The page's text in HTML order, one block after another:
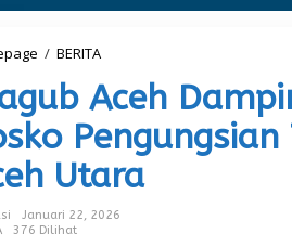
/ BERITA
g
u
b
A
c
e
h
Aceh
Utara
Januari 22, 2026
376 Dilihat